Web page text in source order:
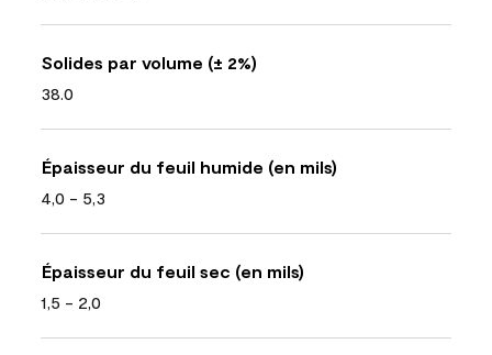
Solides par volume (± 2%)
38.0
Épaisseur du feuil humide (en mils)
4,0 - 5,3
Épaisseur du feuil sec (en mils)
1,5 - 2,0